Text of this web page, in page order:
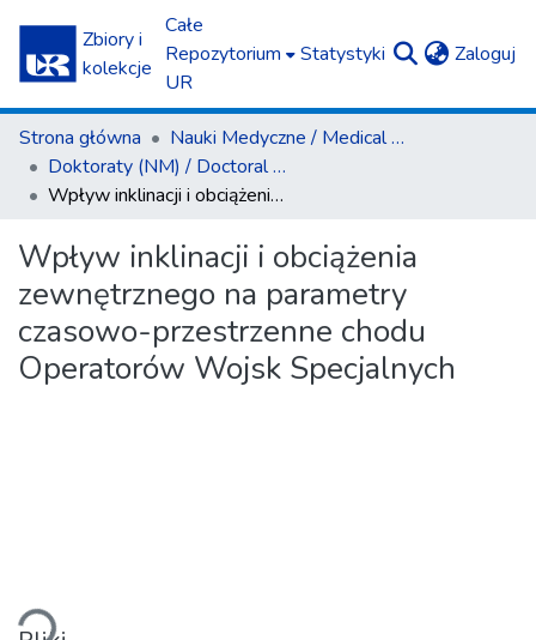
Zbiory i
kolekcje
Całe
Repozytorium
UR
Statystyki Zaloguj
Strona główna
Nauki Medyczne / Medical Sciences
Doktoraty (NM) / Doctoral Theses (MS)
Wpływ inklinacji i obciążenia zewnętrznego na parametry czasowo-przestrzenne chodu Operatorów Wojsk Specjalnych
Wpływ inklinacji i obciążenia
zewnętrznego na parametry
czasowo-przestrzenne chodu
Operatorów Wojsk Specjalnych